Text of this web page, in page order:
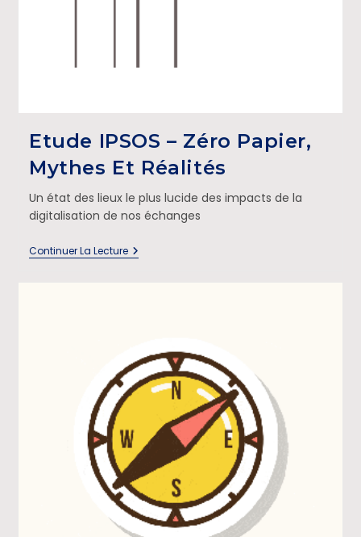
Etude IPSOS – Zéro Papier,
Mythes Et Réalités
Un état des lieux le plus lucide des impacts de la
digitalisation de nos échanges
Continuer La Lecture